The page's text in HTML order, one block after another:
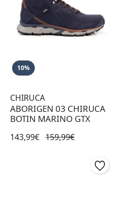
10%
CHIRUCA
ABORIGEN 03 CHIRUCA
BOTIN MARINO GTX
143,99€ 159,99€